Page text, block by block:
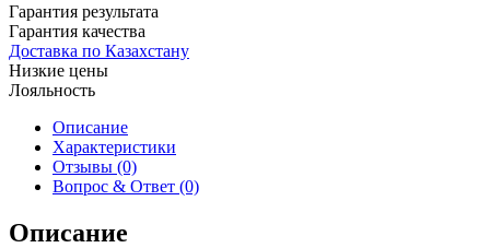
Гарантия результата
Гарантия качества
Доставка по Казахстану
Низкие цены
Лояльность
Описание
Характеристики
Отзывы (0)
Вопрос & Ответ (0)
Описание